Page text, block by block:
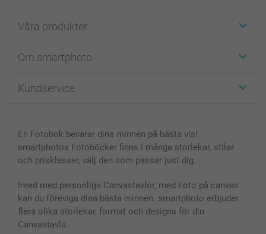
Våra produkter
Fotokort
Fotoböcker
Skal till Mobil & Surfplatta
MyNameBook
Fotoramar & Tillbehör
Presentkort
Alla fotoprodukter
Om smartphoto
För affiliates
Sitemap
Villkor och garantier
Kundservice
smartbonus
Priser & betalning
En Fotobok bevarar dina minnen på bästa vis!
smartphotos Fotoböcker finns i många storlekar, stilar
och prisklasser, välj den som passar just dig.
Inred med personliga Canvastavlor, med Foto på canvas
kan du föreviga dina bästa minnen. smartphoto erbjuder
flera olika storlekar, format och designs för din
Canvastavla.